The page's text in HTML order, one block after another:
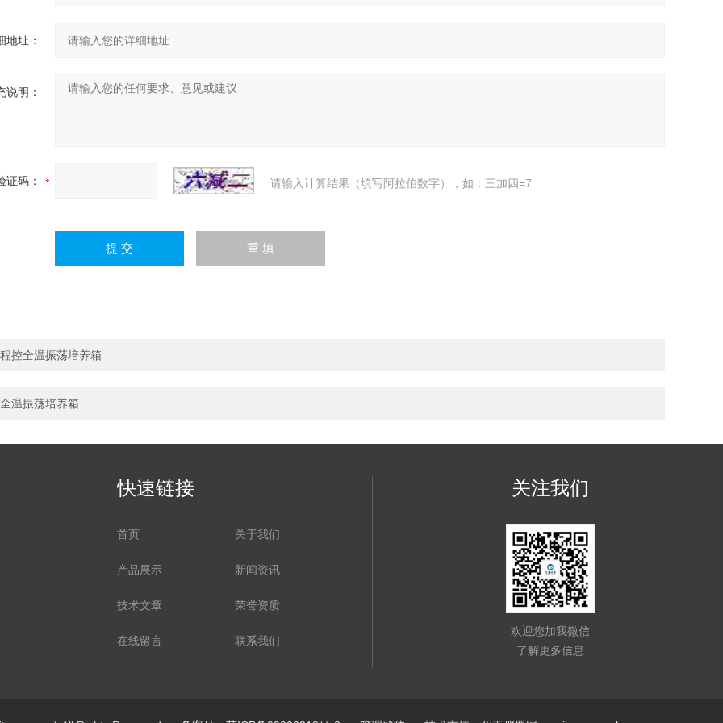
地址：
说明：
证码： 请输入计算结果（填写阿拉伯数字），如：三加四=7
程控全温振荡培养箱
全温振荡培养箱
快速链接
首页 关于我们
产品展示 新闻资讯
技术文章 荣誉资质
在线留言 联系我们
关注我们
欢迎您加我微信
了解更多信息